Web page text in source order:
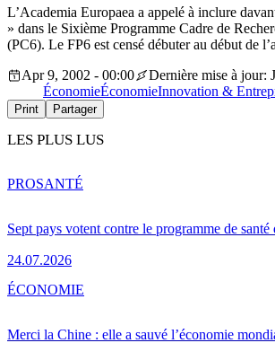
L’Academia Europaea a appelé à inclure
» dans le Sixième Programme Cadre de
(PC6). Le FP6 est censé débuter au début de
Apr 9, 2002 - 00:00
Dernière mise à jour:
ÉconomieÉconomieInnovation &
Print Partager
LES PLUS LUS
Sept pays votent contre le programme de
24.07.2026
PROSANTÉ
Merci la Chine : elle a sauvé l’économie
ÉCONOMIE